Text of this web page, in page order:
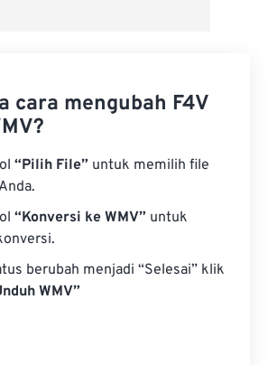
cara mengubah F4V
“Pilih File” untuk memilih file
“Konversi ke WMV” untuk
berubah menjadi “Selesai” klik
WMV”